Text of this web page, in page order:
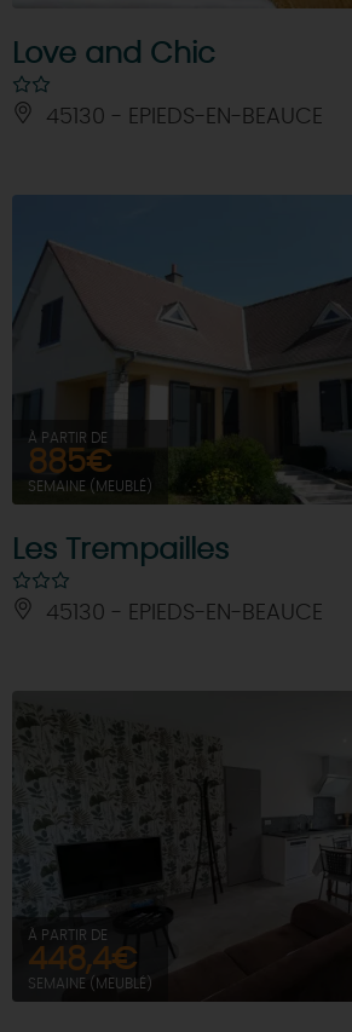
Love and Chic
45130 - EPIEDS-EN-BEAUCE
À PARTIR DE
885€
SEMAINE (MEUBLÉ)
Les Trempailles
45130 - EPIEDS-EN-BEAUCE
À PARTIR DE
448,4€
SEMAINE (MEUBLÉ)